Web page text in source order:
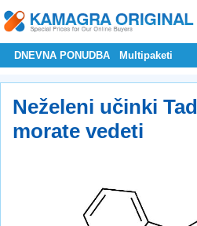
DNEVNA PONUDBA Multipaketi
Neželeni učinki
morate vedeti